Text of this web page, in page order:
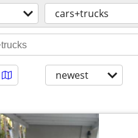
cars+trucks
newest